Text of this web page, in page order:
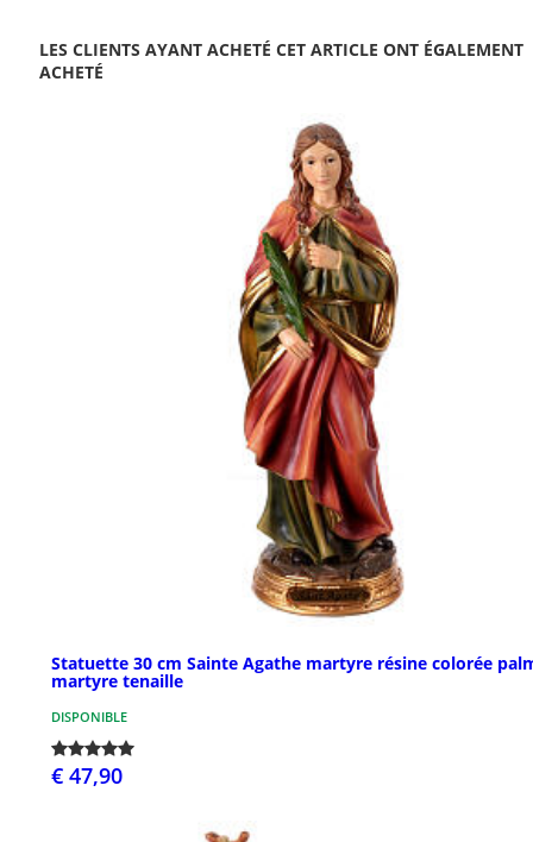
LES CLIENTS AYANT ACHETÉ CET ARTICLE ONT ÉGALEMENT
ACHETÉ
Statuette 30 cm Sainte Agathe martyre résine colorée
martyre tenaille
DISPONIBLE
€ 47,90